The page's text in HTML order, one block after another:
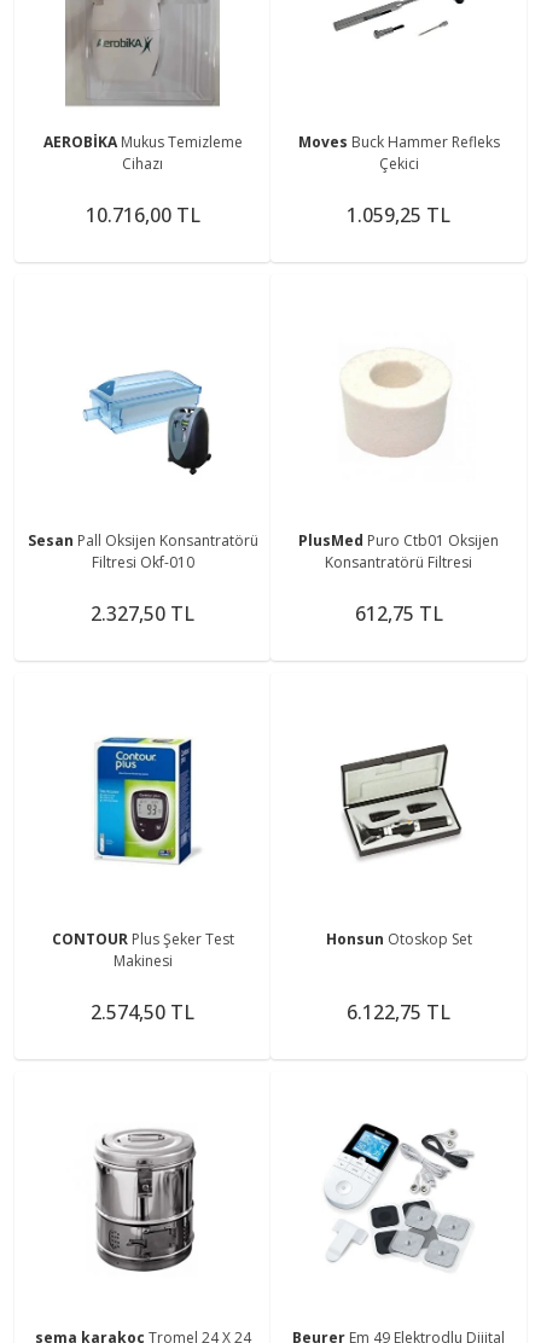
AEROBİKAMukus Temizleme
Cihazı
10.716,00 TL
Moves Buck Hammer Refleks
Çekici
1.059,25 TL
Sesan Pall Oksijen Konsantratörü
Filtresi Okf-010
2.327,50 TL
PlusMed Puro Ctb01 Oksijen
Konsantratörü Filtresi
612,75 TL
CONTOUR Plus Şeker Test
Makinesi
2.574,50 TL
Honsun Otoskop Set
6.122,75 TL
sema karakoç Tromel 24 X 24
Beurer Em 49 Elektrodlu Dijital